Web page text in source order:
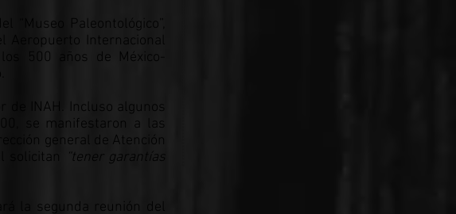
Paleontológico”,
Internacional
500 años de México-
de INAH. Incluso algunos
se manifestaron a las
general de Atención
solicitan
“tener garantías
la segunda reunión del